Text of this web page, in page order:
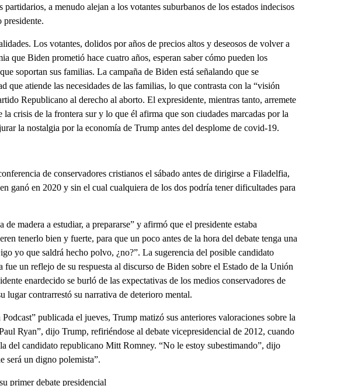
partidarios, a menudo alejan a los votantes suburbanos de los estados indecisos
presidente.
Los votantes, dolidos por años de precios altos y deseosos de volver a
que Biden prometió hace cuatro años, esperan saber cómo pueden los
soportan sus familias. La campaña de Biden está señalando que se
que atiende las necesidades de las familias, lo que contrasta con la “visión
Republicano al derecho al aborto. El expresidente, mientras tanto, arremete
crisis de la frontera sur y lo que él afirma que son ciudades marcadas por la
la nostalgia por la economía de Trump antes del desplome de covid-19.
de conservadores cristianos el sábado antes de dirigirse a Filadelfia,
ganó en 2020 y sin el cual cualquiera de los dos podría tener dificultades para
madera a estudiar, a prepararse” y afirmó que el presidente estaba
tenerlo bien y fuerte, para que un poco antes de la hora del debate tenga una
yo que saldrá hecho polvo, ¿no?”. La sugerencia del posible candidato
un reflejo de su respuesta al discurso de Biden sobre el Estado de la Unión
enardecido se burló de las expectativas de los medios conservadores de
lugar contrarrestó su narrativa de deterioro mental.
publicada el jueves, Trump matizó sus anteriores valoraciones sobre la
Ryan”, dijo Trump, refiriéndose al debate vicepresidencial de 2012, cuando
del candidato republicano Mitt Romney. “No le estoy subestimando”, dijo
será un digno polemista”.
primer debate presidencial